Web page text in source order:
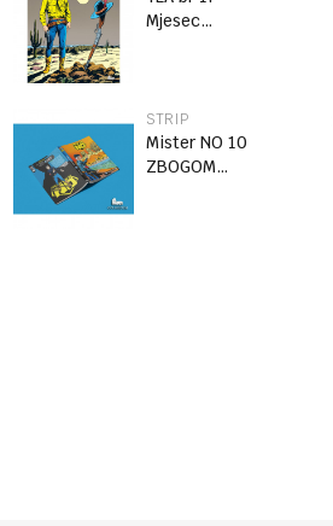
Mjesec
STRIP
Mister NO 10
ZBOGOM